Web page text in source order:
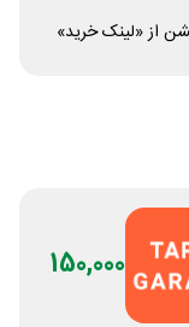
از «لینک خرید»
150,000